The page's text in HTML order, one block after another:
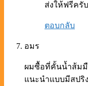
ส่งให้ฟรีครั
ตอบกลับ
อมร
ผมซื้อที่คั้นน้ำส้มมื
แนะนำแบบมีสปริ